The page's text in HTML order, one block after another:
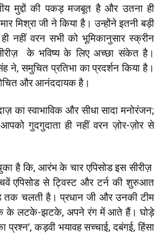
मुद्दों की पकड़ मजबूत है और उतना ही
मिश्रा जी ने किया है। उन्होंने इतनी बड़ी
नहीं वरन सभी को भूमिकानुसार स्क्रीन
के भविष्य के लिए अच्छा संकेत है।
ने, समुचित प्रतिभा का प्रदर्शन किया है।
और आनंददायक है।
का स्वाभाविक और सीधा सादा मनोरंजन;
गुदगुदाता ही नहीं वरन ज़ोर-ज़ोर से
है कि, आरंभ के चार एपिसोड इस सीरीज़
एपिसोड से ट्विस्ट और टर्न की शुरुआत
तक चलती है। प्रधान जी और उनकी टीम
के लटके-झटके, अपने रंग में आते हैं। घोड़े
प्रश्न’, कड़वी भयावह सच्चाई, दबंगई, हिंसा